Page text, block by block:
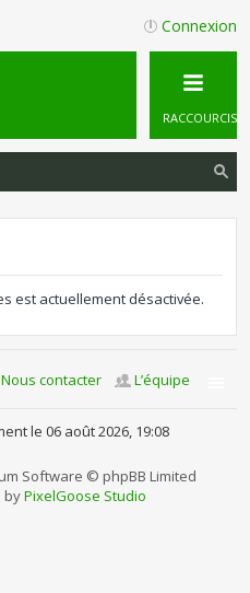
Connexion
RACCOURCIS
est actuellement désactivée.
L’équipe
Nous contacter
le 06 août 2026, 19:08
Software © phpBB Limited
byPixelGoose Studio